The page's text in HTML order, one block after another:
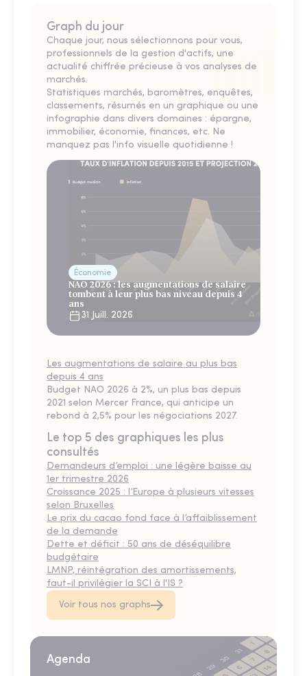
Graph du jour
Chaque jour, nous sélectionnons pour vous,
professionnels de la gestion d'actifs, une
actualité chiffrée précieuse à vos analyses de
marchés.
Statistiques marchés, baromètres, enquêtes,
classements, résumés en un graphique ou une
infographie dans divers domaines : épargne,
immobilier, économie, finances, etc. Ne
manquez pas l'info visuelle quotidienne !
Économie
NAO 2026 : les augmentations de salaire
tombent à leur plus bas niveau depuis 4
ans
31 Juill. 2026
Les augmentations de salaire au plus bas
depuis 4 ans
Budget NAO 2026 à 2%, un plus bas depuis
2021 selon Mercer France, qui anticipe un
rebond à 2,5% pour les négociations 2027.
Le top 5 des graphiques les plus
consultés
Demandeurs d’emploi : une légère baisse au
1er trimestre 2026
Croissance 2025 : l’Europe à plusieurs vitesses
selon Bruxelles
Le prix du cacao fond face à l’affaiblissement
de la demande
Dette et déficit : 50 ans de déséquilibre
budgétaire
LMNP, réintégration des amortissements,
faut-il privilégier la SCI à l'IS ?
Voir tous nos graphs
Agenda